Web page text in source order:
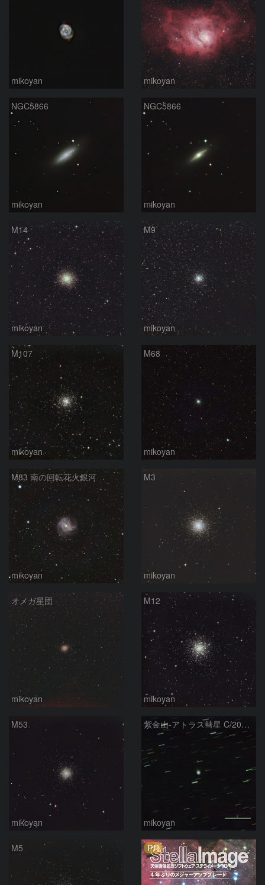
mikoyan mikoyan
NGC5866
mikoyan
NGC5866
mikoyan
M14
mikoyan
M9
mikoyan
M107
mikoyan
M68
mikoyan
M83 南の回転花火銀河
mikoyan
M3
mikoyan
オメガ星団
mikoyan
M12
mikoyan
M53
mikoyan
紫金山-アトラス彗星 C/2023 A3 (Tsuchinshan-ATLAS)
mikoyan
M5 PR